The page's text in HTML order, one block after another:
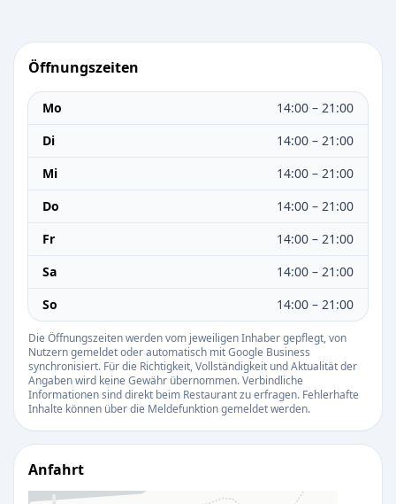
Öffnungszeiten
Mo
14:00 – 21:00
Di
14:00 – 21:00
Mi
14:00 – 21:00
Do
14:00 – 21:00
Fr
14:00 – 21:00
Sa
14:00 – 21:00
So
14:00 – 21:00
Die Öffnungszeiten werden vom jeweiligen Inhaber gepflegt, von
Nutzern gemeldet oder automatisch mit Google Business
synchronisiert. Für die Richtigkeit, Vollständigkeit und Aktualität der
Angaben wird keine Gewähr übernommen. Verbindliche
Informationen sind direkt beim Restaurant zu erfragen. Fehlerhafte
Inhalte können über die Meldefunktion gemeldet werden.
Anfahrt